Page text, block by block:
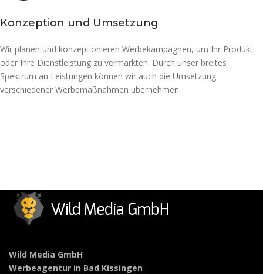
Konzeption und Umsetzung
Wir planen und konzeptionieren Werbekampagnen, um Ihr Produkt
oder Ihre Dienstleistung zu vermarkten. Durch unser breites
Spektrum an Leistungen können wir auch die Umsetzung
verschiedener Werbemaßnahmen übernehmen.
Wild Media GmbH
Werbeagentur in Bad Kissingen